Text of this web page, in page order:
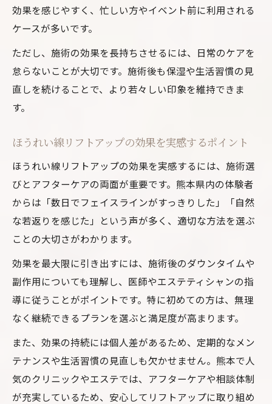
効果を感じやすく、忙しい方やイベント前に利用される
ケースが多いです。
ただし、施術の効果を長持ちさせるには、日常のケアを
怠らないことが大切です。施術後も保湿や生活習慣の見
直しを続けることで、より若々しい印象を維持できま
す。
ほうれい線リフトアップの効果を実感するポイント
ほうれい線リフトアップの効果を実感するには、施術選
びとアフターケアの両面が重要です。熊本県内の体験者
からは「数日でフェイスラインがすっきりした」「自然
な若返りを感じた」という声が多く、適切な方法を選ぶ
ことの大切さがわかります。
効果を最大限に引き出すには、施術後のダウンタイムや
副作用についても理解し、医師やエステティシャンの指
導に従うことがポイントです。特に初めての方は、無理
なく継続できるプランを選ぶと満足度が高まります。
また、効果の持続には個人差があるため、定期的なメン
テナンスや生活習慣の見直しも欠かせません。熊本で人
気のクリニックやエステでは、アフターケアや相談体制
が充実しているため、安心してリフトアップに取り組め